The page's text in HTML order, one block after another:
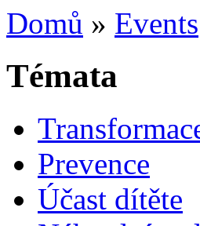
Domů » Events
Témata
Prevence
Účast dítěte